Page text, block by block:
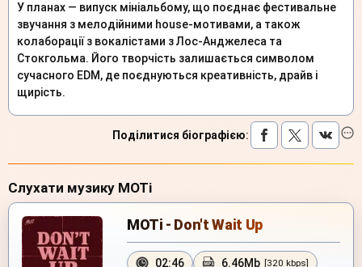
У планах — випуск мініальбому, що поєднає фестивальне
звучання з мелодійними house-мотивами, а також
колаборації з вокалістами з Лос-Анджелеса та
Стокгольма. Його творчість залишається символом
сучасного EDM, де поєднуються креативність, драйв і
щирість.
Поділитися біографією:
Слухати музику MOTi
MOTi - Don't Wait Up
02:46 6.46Mb [320 kbps]